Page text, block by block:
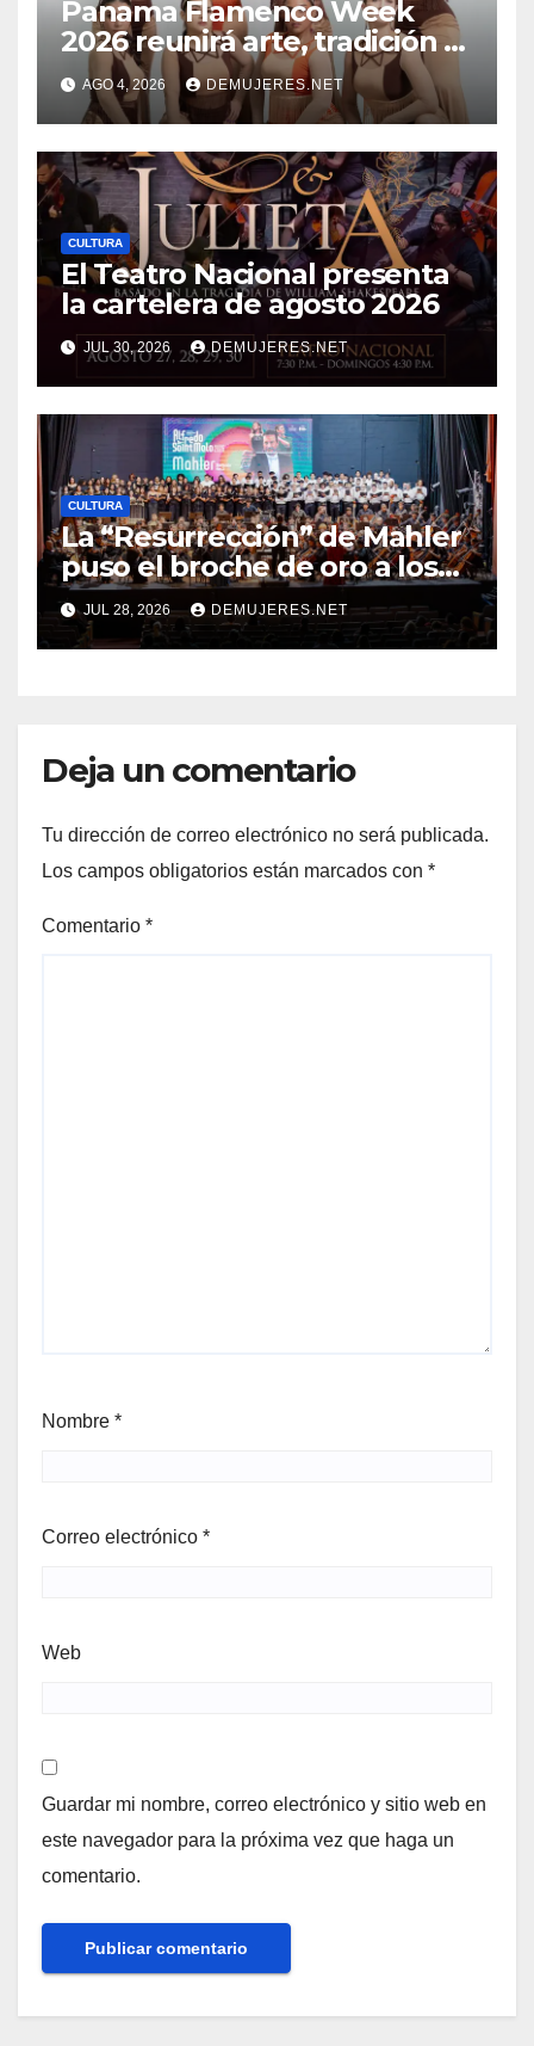
Panama Flamenco Week
2026 reunirá arte, tradición y
cultura española en
beneficio de FANLYC
AGO 4, 2026 DEMUJERES.NET
CULTURA
El Teatro Nacional presenta
la cartelera de agosto 2026
JUL 30, 2026 DEMUJERES.NET
CULTURA
La “Resurrección” de Mahler
puso el broche de oro a los
20 años del Festival Alfredo
De Saint Malo
JUL 28, 2026 DEMUJERES.NET
Deja un comentario
Tu dirección de correo electrónico no será publicada.
Los campos obligatorios están marcados con *
Comentario *
Nombre *
Correo electrónico *
Web
Guardar mi nombre, correo electrónico y sitio web en
este navegador para la próxima vez que haga un
comentario.